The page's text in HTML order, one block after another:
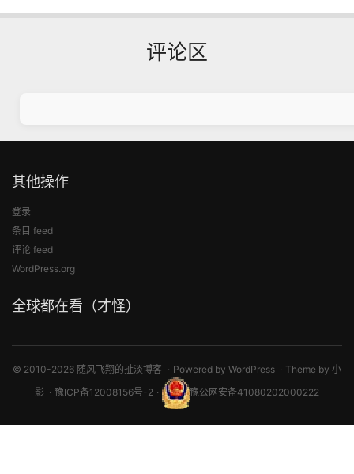
评论区
其他操作
登录
条目 feed
评论 feed
WordPress.org
全球都在看（才怪）
© 2010-2026 随风飞翔的扯淡博客 Powered by WordPress Theme by 小
影
豫ICP备12008156号-2 豫公网安备41080202000222